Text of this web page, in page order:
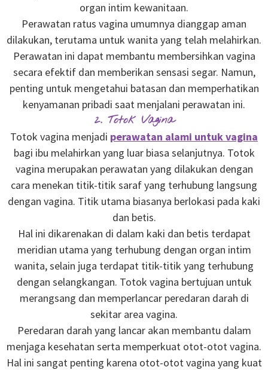
organ intim kewanitaan.
Perawatan ratus vagina umumnya dianggap aman
dilakukan, terutama untuk wanita yang telah melahirkan.
Perawatan ini dapat membantu membersihkan vagina
secara efektif dan memberikan sensasi segar. Namun,
penting untuk mengetahui batasan dan memperhatikan
kenyamanan pribadi saat menjalani perawatan ini.
2. Totok Vagina
Totok vagina menjadi perawatan alami untuk vagina
bagi ibu melahirkan yang luar biasa selanjutnya. Totok
vagina merupakan perawatan yang dilakukan dengan
cara menekan titik-titik saraf yang terhubung langsung
dengan vagina. Titik utama biasanya berlokasi pada kaki
dan betis.
Hal ini dikarenakan di dalam kaki dan betis terdapat
meridian utama yang terhubung dengan organ intim
wanita, selain juga terdapat titik-titik yang terhubung
dengan selangkangan. Totok vagina bertujuan untuk
merangsang dan memperlancar peredaran darah di
sekitar area vagina.
Peredaran darah yang lancar akan membantu dalam
menjaga kesehatan serta memperkuat otot-otot vagina.
Hal ini sangat penting karena otot-otot vagina yang kuat